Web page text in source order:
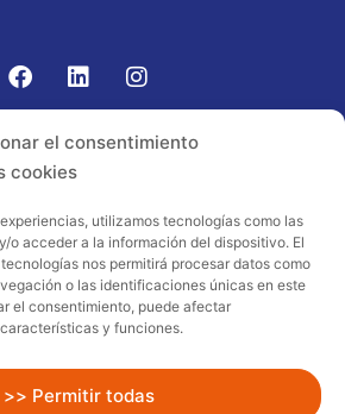
el consentimiento
cookies
utilizamos tecnologías como las
o acceder a la información del dispositivo. El
nos permitirá procesar datos como
o las identificaciones únicas en este
el consentimiento, puede afectar
y funciones.
>> Permitir todas
acogido al programa de
ligados al autoconsumo y
con fuentes de energía
así como a la implantación
en el marco del Plan